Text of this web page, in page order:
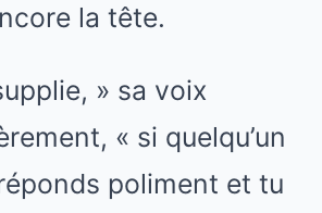
la tête.
» sa voix
« si quelqu’un
poliment et tu